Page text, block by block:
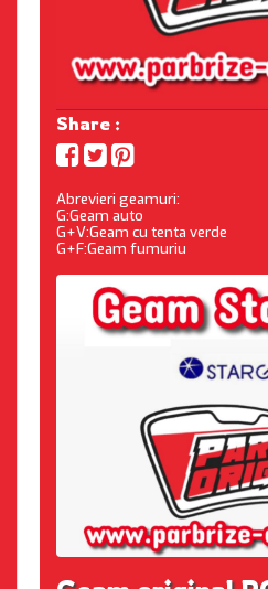
Share :
Abrevieri geamuri:
G:Geam auto
G+V:Geam cu tenta verde
G+F:Geam fumuriu